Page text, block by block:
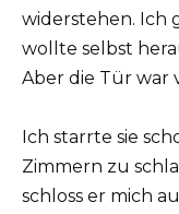
widerstehen. Ich
wollte selbst
Aber die Tür war
Ich starrte sie
Zimmern zu
schloss er mich